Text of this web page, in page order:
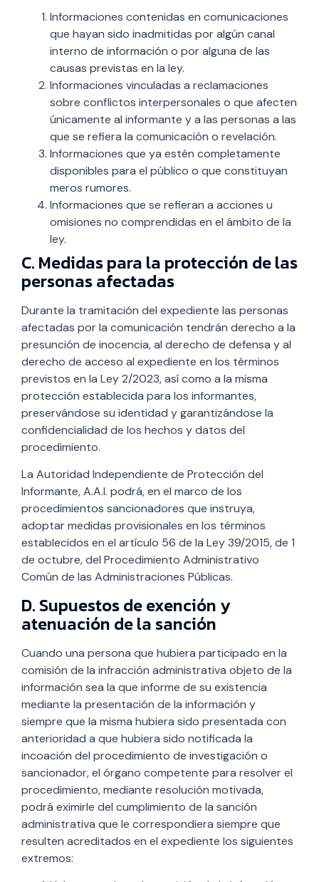
Informaciones contenidas en comunicaciones
que hayan sido inadmitidas por algún canal
interno de información o por alguna de las
causas previstas en la ley.
Informaciones vinculadas a reclamaciones
sobre conflictos interpersonales o que afecten
únicamente al informante y a las personas a las
que se refiera la comunicación o revelación.
Informaciones que ya estén completamente
disponibles para el público o que constituyan
meros rumores.
Informaciones que se refieran a acciones u
omisiones no comprendidas en el ámbito de la
ley.
C. Medidas para la protección de las
personas afectadas
Durante la tramitación del expediente las personas
afectadas por la comunicación tendrán derecho a la
presunción de inocencia, al derecho de defensa y al
derecho de acceso al expediente en los términos
previstos en la Ley 2/2023, así como a la misma
protección establecida para los informantes,
preservándose su identidad y garantizándose la
confidencialidad de los hechos y datos del
procedimiento.
La Autoridad Independiente de Protección del
Informante, A.A.I. podrá, en el marco de los
procedimientos sancionadores que instruya,
adoptar medidas provisionales en los términos
establecidos en el artículo 56 de la Ley 39/2015, de 1
de octubre, del Procedimiento Administrativo
Común de las Administraciones Públicas.
D. Supuestos de exención y
atenuación de la sanción
Cuando una persona que hubiera participado en la
comisión de la infracción administrativa objeto de la
información sea la que informe de su existencia
mediante la presentación de la información y
siempre que la misma hubiera sido presentada con
anterioridad a que hubiera sido notificada la
incoación del procedimiento de investigación o
sancionador, el órgano competente para resolver el
procedimiento, mediante resolución motivada,
podrá eximirle del cumplimiento de la sanción
administrativa que le correspondiera siempre que
resulten acreditados en el expediente los siguientes
extremos: